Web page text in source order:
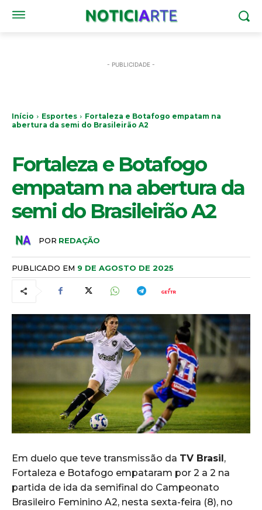
- PUBLICIDADE -
Início Esportes
Fortaleza e Botafogo empatam na
abertura da semi do Brasileirão A2
Fortaleza e Botafogo
empatam na abertura da
semi do Brasileirão A2
POR REDAÇÃO
PUBLICADO EM 9 DE AGOSTO DE 2025
Em duelo que teve transmissão da TV Brasil,
Fortaleza e Botafogo empataram por 2 a 2 na
partida de ida da semifinal do Campeonato
Brasileiro Feminino A2, nesta sexta-feira (8), no